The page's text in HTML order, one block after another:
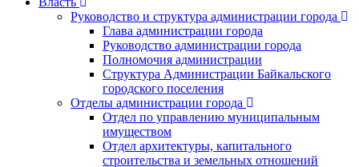
Руководство и структура администрации города
Глава администрации города
Руководство администрации города
Полномочия администрации
Структура Администрации Байкальского
городского поселения
Отделы администрации города
Отдел по управлению муниципальным
имуществом
Отдел архитектуры, капитального
строительства и земельных отношений